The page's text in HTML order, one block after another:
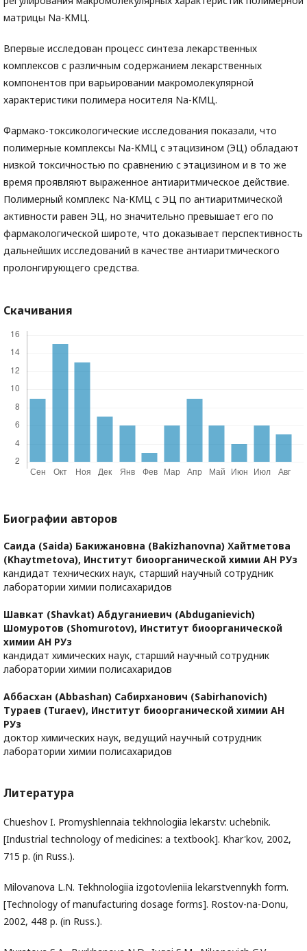
матрицы Nа-КМЦ.
Впервые исследован процесс синтеза лекарственных
комплексов с различным содержанием лекарственных
компонентов при варьировании макромолекулярной
характеристики полимера носителя Nа-КМЦ.
Фармако-токсикологические исследования показали, что
полимерные комплексы Na-КМЦ с этацизином (ЭЦ) обладают
низкой токсичностью по сравнению с этацизином и в то же
время проявляют выраженное антиаритмическое действие.
Полимерный комплекс Na-КМЦ с ЭЦ по антиаритмической
активности равен ЭЦ, но значительно превышает его по
фармакологической широте, что доказывает перспективность
дальнейших исследований в качестве антиаритмического
пролонгирующего средства.
Скачивания
Биографии авторов
Саида (Saida) Бакижановна (Bakizhanovna) Хайтметова
(Khaytmetova), Институт биоорганической химии АН РУз
кандидат технических наук, старший научный сотрудник
лаборатории химии полисахаридов
Шавкат (Shavkat) Абдуганиевич (Abduganievich)
Шомуротов (Shomurotov), Институт биоорганической
химии АН РУз
кандидат химических наук, старший научный сотрудник
лаборатории химии полисахаридов
Аббасхан (Abbashan) Сабирханович (Sabirhanovich)
Тураев (Turaev), Институт биоорганической химии АН
РУз
доктор химических наук, ведущий научный сотрудник
лаборатории химии полисахаридов
Литература
Chueshov I. Promyshlennaia tekhnologiia lekarstv: uchebnik.
[Industrial technology of medicines: a textbook]. Khar'kov, 2002,
715 p. (in Russ.).
Milovanova L.N. Tekhnologiia izgotovleniia lekarstvennykh form.
[Technology of manufacturing dosage forms]. Rostov-na-Donu,
2002, 448 p. (in Russ.).